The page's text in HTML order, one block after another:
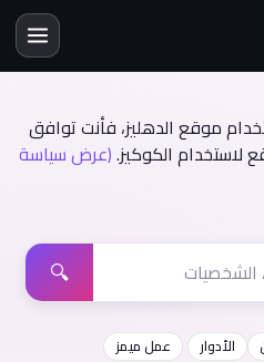
موقع الدهليز، فأنت توافق
لاستخدام الكوكيز.(عرض سياسة
🔍
الأدوار
عمل ميمز